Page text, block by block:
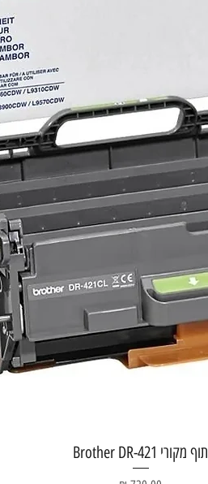
תצוגה מהירהתוף מקורי Brother DR-421